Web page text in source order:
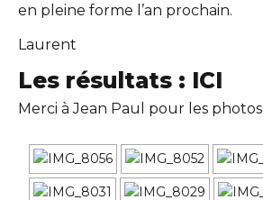
en pleine forme l’an prochain.
Laurent
Les résultats : ICI
Merci à Jean Paul pour les photos